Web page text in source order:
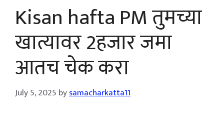
Kisan hafta PM तुमच्या
खात्यावर 2हजार जमा
आतच चेक करा
July 5, 2025 bysamacharkatta11